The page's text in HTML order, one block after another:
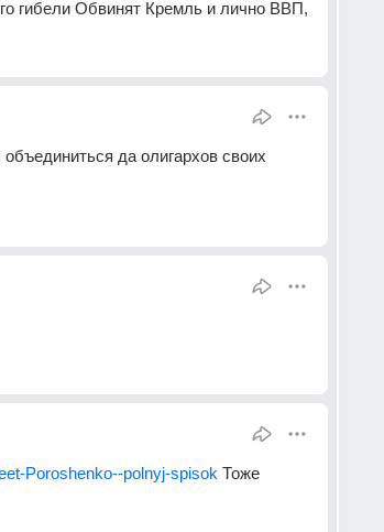
гибели Обвинят Кремль и лично ВВП,
да олигархов своих
Poroshenko--polnyj-spisok Тоже